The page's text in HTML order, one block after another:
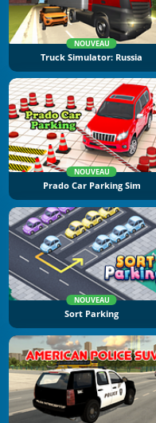
NOUVEAU
Truck Simulator: Russia
NOUVEAU
Prado Car Parking Sim
NOUVEAU
Sort Parking